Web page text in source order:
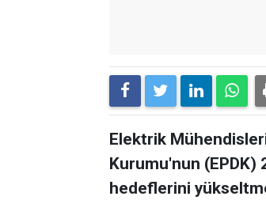
Elektrik
Kurumu'nun (EPDK)
hedeflerini